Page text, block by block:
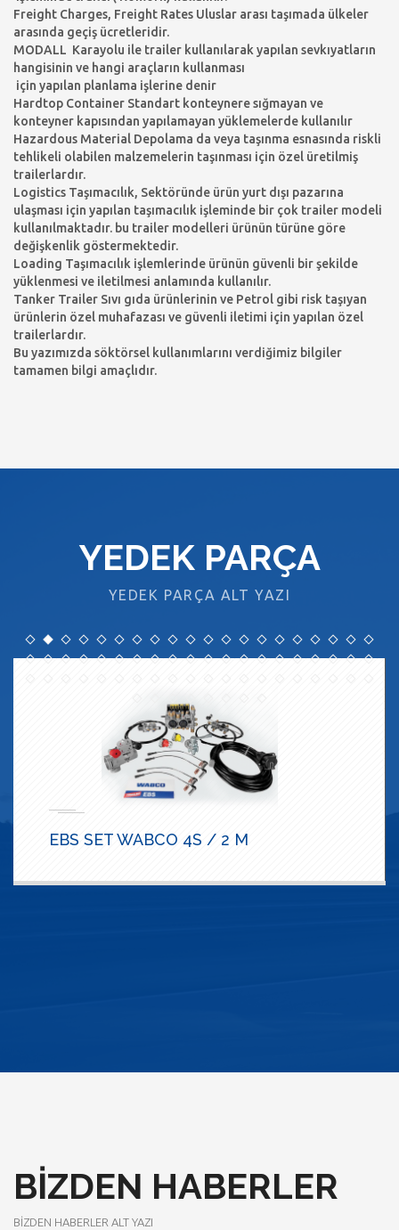
Freight Charges, Freight Rates Uluslar arası taşımada ülkeler
arasında geçiş ücretleridir.
MODALL Karayolu ile trailer kullanılarak yapılan sevkıyatların
hangisinin ve hangi araçların kullanması
için yapılan planlama işlerine denir
Hardtop Container Standart konteynere sığmayan ve
konteyner kapısından yapılamayan yüklemelerde kullanılır
Hazardous Material Depolama da veya taşınma esnasında riskli
tehlikeli olabilen malzemelerin taşınması için özel üretilmiş
trailerlardır.
Logistics Taşımacılık, Sektöründe ürün yurt dışı pazarına
ulaşması için yapılan taşımacılık işleminde bir çok trailer modeli
kullanılmaktadır. bu trailer modelleri ürünün türüne göre
değişkenlik göstermektedir.
Loading Taşımacılık işlemlerinde ürünün güvenli bir şekilde
yüklenmesi ve iletilmesi anlamında kullanılır.
Tanker Trailer Sıvı gıda ürünlerinin ve Petrol gibi risk taşıyan
ürünlerin özel muhafazası ve güvenli iletimi için yapılan özel
trailerlardır.
Bu yazımızda söktörsel kullanımlarını verdiğimiz bilgiler
tamamen bilgi amaçlıdır.
YEDEK PARÇA
YEDEK PARÇA ALT YAZI
ABS COMPACT SET WABCO
BIZDEN HABERLER
BIZDEN HABERLER ALT YAZI